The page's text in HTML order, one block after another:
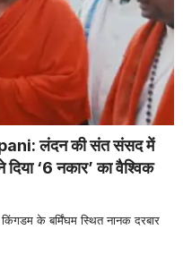
लंदन की संत संसद में
‘6 नकार’ का वैश्विक
के बर्मिंघम स्थित नानक दरबार